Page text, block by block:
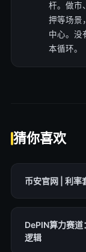
杆。做市
押等场景
中心。没
本循环。
猜你喜欢
币安官网 | 利率
DePIN算力赛
逻辑